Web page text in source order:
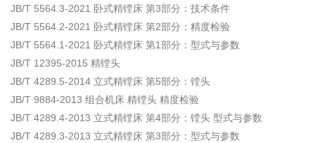
JB/T 5564.3-2021 卧式精镗床 第3部分：技术条件
JB/T 5564.2-2021 卧式精镗床 第2部分：精度检验
JB/T 5564.1-2021 卧式精镗床 第1部分：型式与参数
JB/T 12395-2015 精镗头
JB/T 4289.5-2014 立式精镗床 第5部分：镗头
JB/T 9884-2013 组合机床 精镗头 精度检验
JB/T 4289.4-2013 立式精镗床 第4部分：镗头 型式与参数
JB/T 4289.3-2013 立式精镗床 第3部分：型式与参数